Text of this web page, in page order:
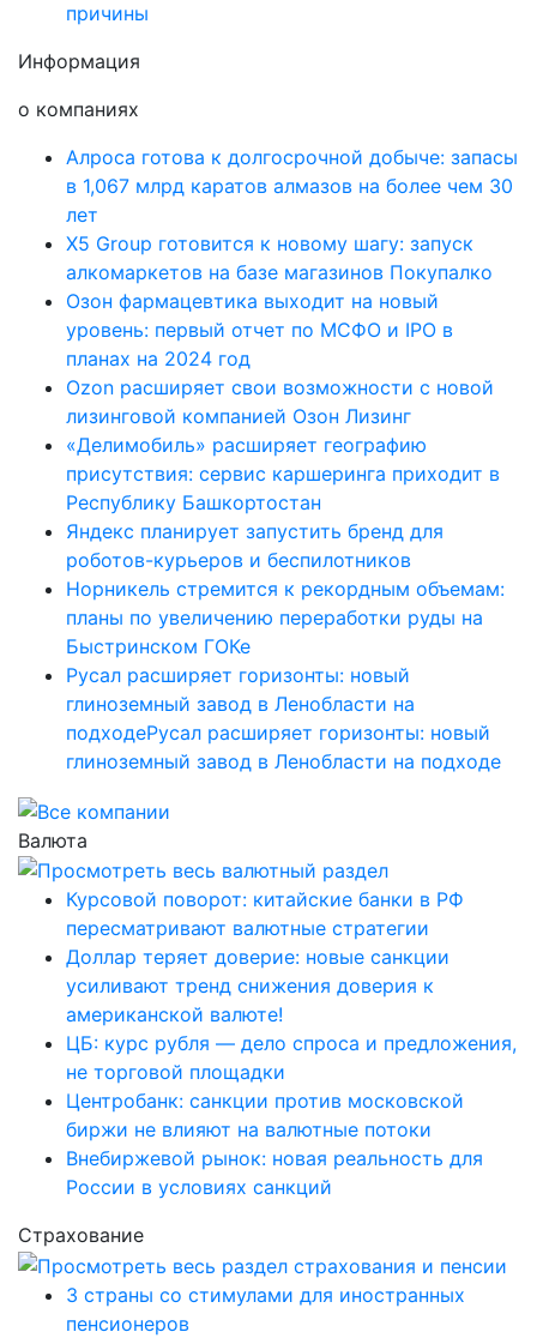
причины
Информация
о компаниях
Алроса готова к долгосрочной добыче: запасы
в 1,067 млрд каратов алмазов на более чем 30
лет
X5 Group готовится к новому шагу: запуск
алкомаркетов на базе магазинов Покупалко
Озон фармацевтика выходит на новый
уровень: первый отчет по МСФО и IPO в
планах на 2024 год
Ozon расширяет свои возможности с новой
лизинговой компанией Озон Лизинг
«Делимобиль» расширяет географию
присутствия: сервис каршеринга приходит в
Республику Башкортостан
Яндекс планирует запустить бренд для
роботов-курьеров и беспилотников
Норникель стремится к рекордным объемам:
планы по увеличению переработки руды на
Быстринском ГОКе
Русал расширяет горизонты: новый
глиноземный завод в Ленобласти на
подходеРусал расширяет горизонты: новый
глиноземный завод в Ленобласти на подходе
Валюта
Курсовой поворот: китайские банки в РФ
пересматривают валютные стратегии
Доллар теряет доверие: новые санкции
усиливают тренд снижения доверия к
американской валюте!
ЦБ: курс рубля — дело спроса и предложения,
не торговой площадки
Центробанк: санкции против московской
биржи не влияют на валютные потоки
Внебиржевой рынок: новая реальность для
России в условиях санкций
Страхование
3 страны со стимулами для иностранных
пенсионеров